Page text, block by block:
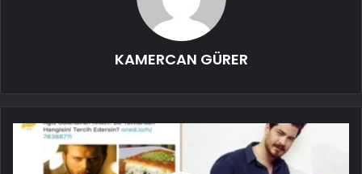
KAMERCAN GÜRER